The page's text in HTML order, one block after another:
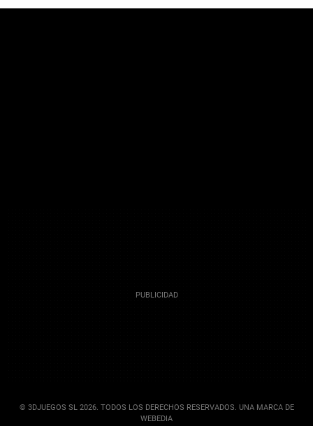
© 3DJUEGOS SL 2026. TODOS LOS DERECHOS RESERVADOS. UNA MARCA DE
WEBEDIA